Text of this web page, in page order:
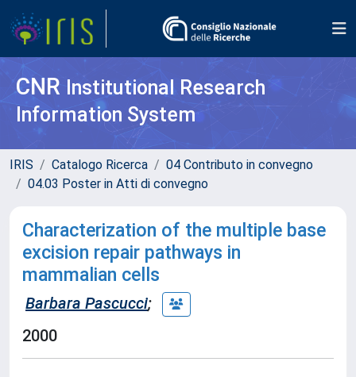
CNR Institutional Research
Information System
IRIS Catalogo Ricerca
04 Contributo in convegno
04.03 Poster in Atti di convegno
Characterization of the multiple base
excision repair pathways in
mammalian cells
Barbara Pascucci;
2000